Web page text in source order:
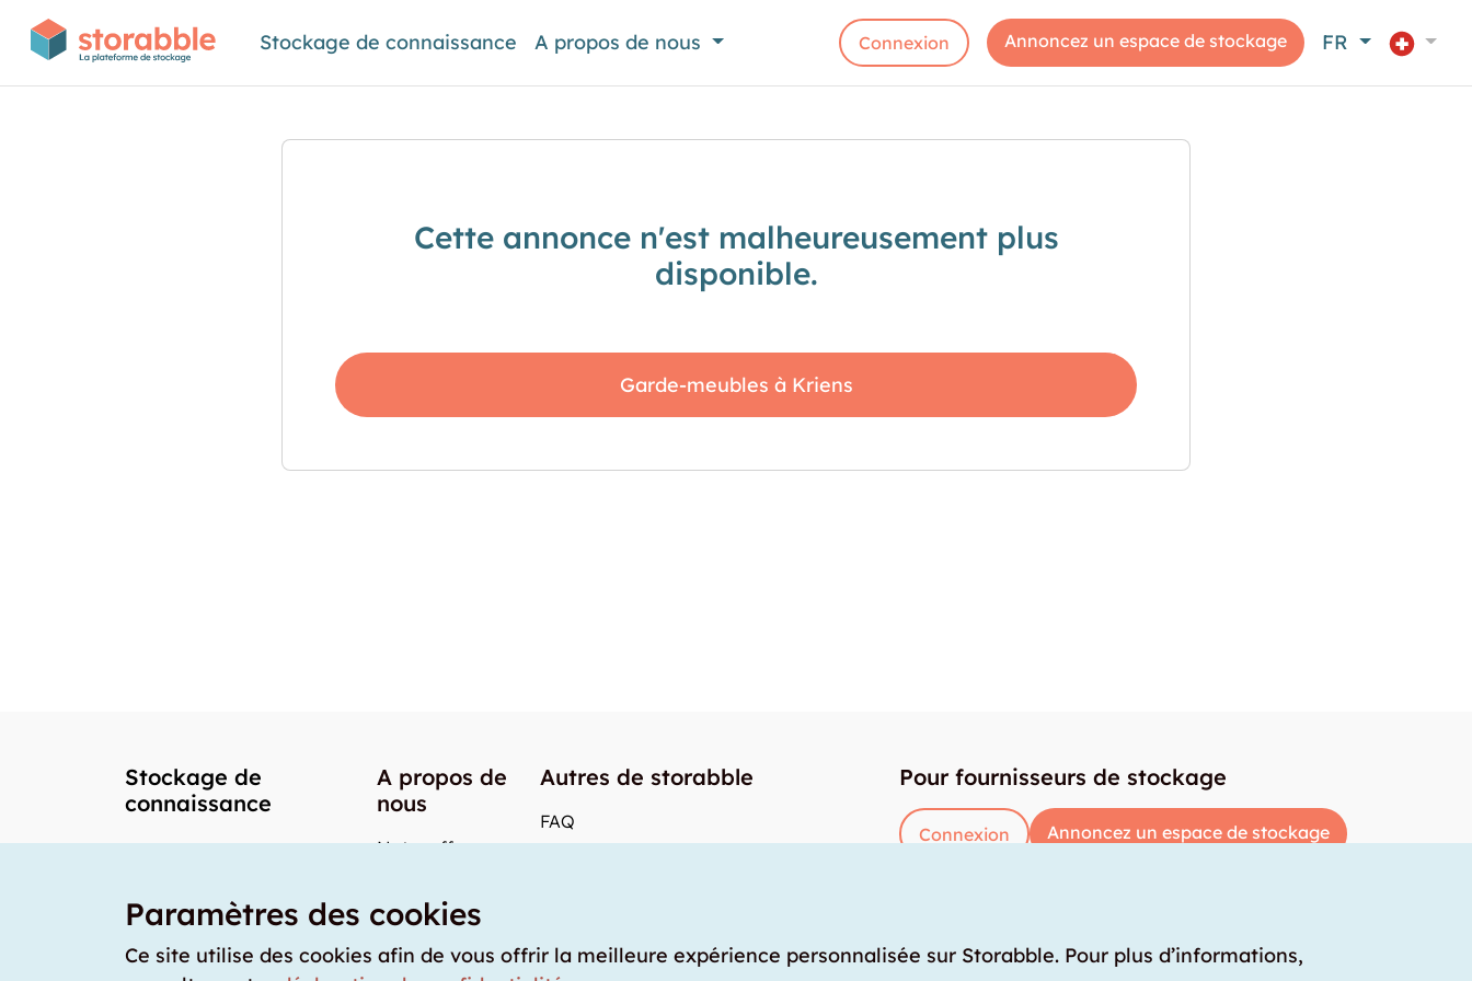
Stockage de connaissance A propos de nous Connexion Annoncez un espace de stockage FR
Cette annonce n'est malheureusement plus
disponible.
Garde-meubles à Kriens
Stockage de
connaissance
A propos de
nous
Notre offre
Notre team
Nos prix
Autres de storabble
FAQ
Quel est le tarif moyen d'un garde-meuble?
Pour fournisseurs de stockage
Connexion Annoncez un espace de stockage
Paramètres des cookies
Ce site utilise des cookies afin de vous offrir la meilleure expérience personnalisée sur Storabble. Pour plus d’informations,